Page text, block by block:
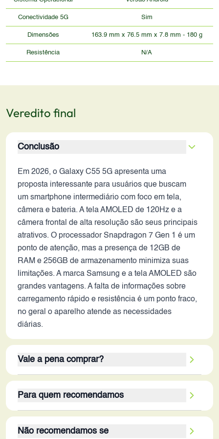
Conectividade 5G Sim
Dimensões 163.9 mm x 76.5 mm x 7.8 mm - 180 g
Resistência N/A
Veredito final
Conclusão
Em 2026, o Galaxy C55 5G apresenta uma
proposta interessante para usuários que buscam
um smartphone intermediário com foco em tela,
câmera e bateria. A tela AMOLED de 120Hz e a
câmera frontal de alta resolução são seus principais
atrativos. O processador Snapdragon 7 Gen 1 é um
ponto de atenção, mas a presença de 12GB de
RAM e 256GB de armazenamento minimiza suas
limitações. A marca Samsung e a tela AMOLED são
grandes vantagens. A falta de informações sobre
carregamento rápido e resistência é um ponto fraco,
no geral o aparelho atende as necessidades
diárias.
Vale a pena comprar?
depende das prioridades do usuário. Se priorizar
uma tela de alta qualidade, câmera frontal com boa
pode ser uma boa opção, especialmente se
Para quem recomendamos
que buscam um smartphone com boa tela para
Não recomendamos se